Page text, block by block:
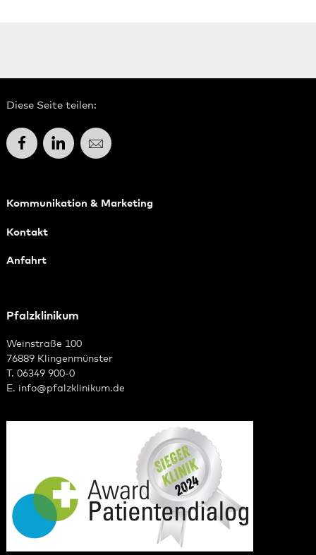
Diese Seite teilen:
FacebookLinkedInE-Mail
Kommunikation & Marketing
Kontakt
Anfahrt
Pfalzklinikum
Weinstraße 100
76889 Klingenmünster
T. 06349 900-0
E. info@pfalzklinikum.de